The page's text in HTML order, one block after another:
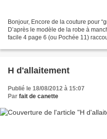
Bonjour, Encore de la couture pour
D’après le modèle de la robe à
facile 4 page 6 (ou Pochée 11)
H d'allaitement
Publié le 18/08/2012 à 15:07
Par fait de canette